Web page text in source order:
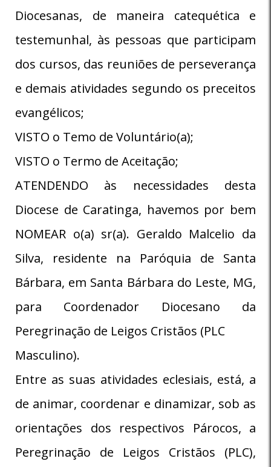
Diocesanas, de maneira catequética e
testemunhal, às pessoas que participam
dos cursos, das reuniões de perseverança
e demais atividades segundo os preceitos
evangélicos;
VISTO o Temo de Voluntário(a);
VISTO o Termo de Aceitação;
ATENDENDO às necessidades desta
Diocese de Caratinga, havemos por bem
NOMEAR o(a) sr(a). Geraldo Malcelio da
Silva, residente na Paróquia de Santa
Bárbara, em Santa Bárbara do Leste, MG,
para Coordenador Diocesano da
Peregrinação de Leigos Cristãos (PLC
Masculino).
Entre as suas atividades eclesiais, está, a
de animar, coordenar e dinamizar, sob as
orientações dos respectivos Párocos, a
Peregrinação de Leigos Cristãos (PLC),